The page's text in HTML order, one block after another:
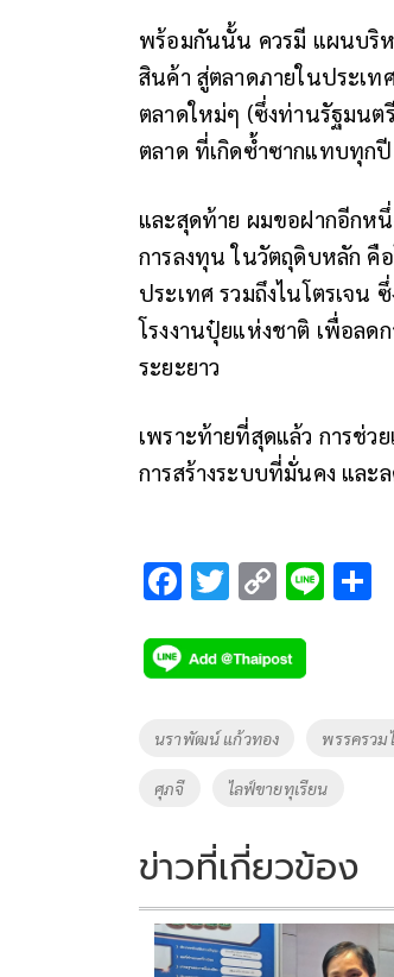
พร้อมกันนั้น ควรมี แผนบริห
สินค้า สู่ตลาดภายในประเท
ตลาดใหม่ๆ (ซึ่งท่านรัฐมน
ตลาด ที่เกิดซ้ำซากแทบทุกปี
และสุดท้าย ผมขอฝากอีกห
การลงทุน ในวัตถุดิบหลัก
ประเทศ รวมถึงไนโตรเจน
โรงงานปุ๋ยแห่งชาติ เพื่อลด
ระยะยาว
เพราะท้ายที่สุดแล้ว การช่ว
การสร้างระบบที่มั่นคง และ
F
e
b
o
o
k
T
tt
er
C
p
y
Li
k
Li
Tags
นราพัฒน์ แก้วทอง พรรครวม
ศุภจี ไลฟ์ขายทุเรียน
ข่าวที่เกี่ยวข้อง